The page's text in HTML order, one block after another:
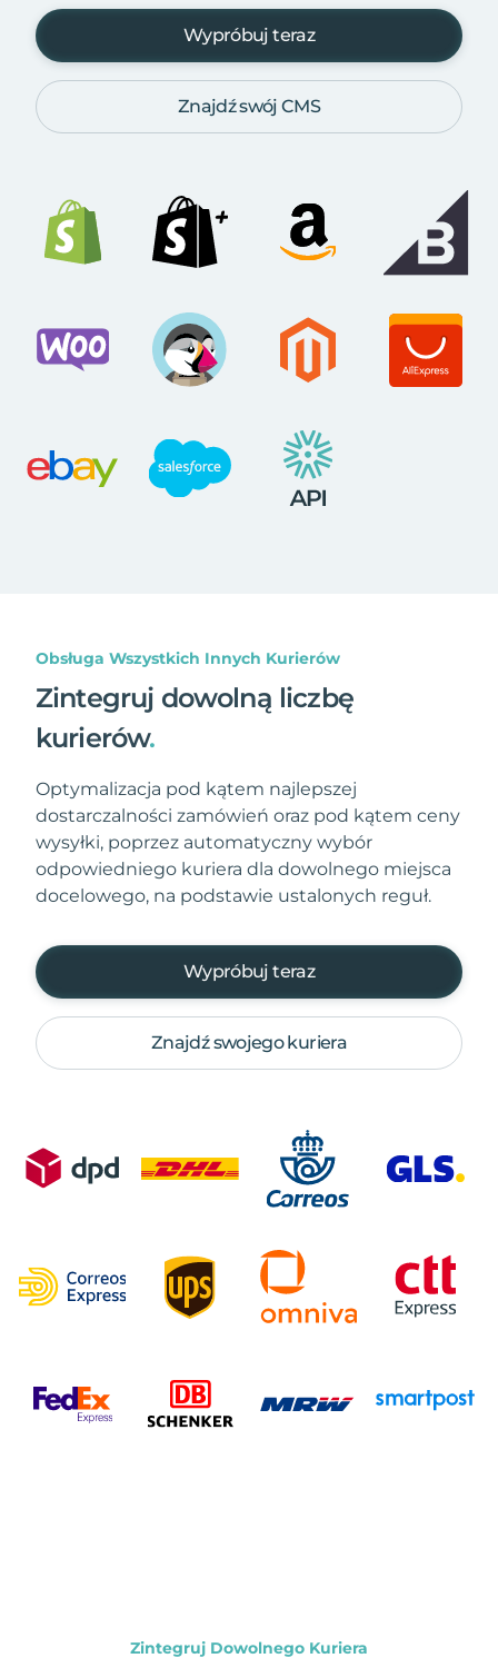
Wypróbuj teraz
Znajdź swój CMS
Obsługa Wszystkich Innych Kurierów
Zintegruj dowolną liczbę
kurierów.
Optymalizacja pod kątem najlepszej
dostarczalności zamówień oraz pod kątem ceny
wysyłki, poprzez automatyczny wybór
odpowiedniego kuriera dla dowolnego miejsca
docelowego, na podstawie ustalonych reguł.
Wypróbuj teraz
Znajdź swojego kuriera
Zintegruj Dowolnego Kuriera